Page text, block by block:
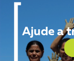
Ajude a